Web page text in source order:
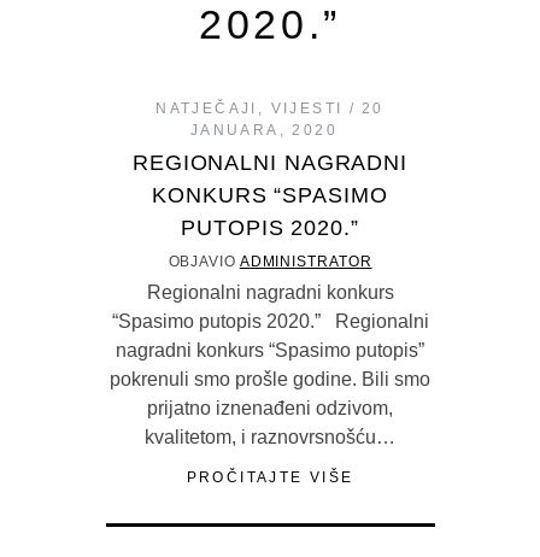
2020.”
NATJEČAJI , VIJESTI
20
JANUARA, 2020
REGIONALNI NAGRADNI
KONKURS “SPASIMO
PUTOPIS 2020.”
OBJAVIO ADMINISTRATOR
Regionalni nagradni konkurs
“Spasimo putopis 2020.” Regionalni
nagradni konkurs “Spasimo putopis”
pokrenuli smo prošle godine. Bili smo
prijatno iznenađeni odzivom,
kvalitetom, i raznovrsnošću…
PROČITAJTE VIŠE